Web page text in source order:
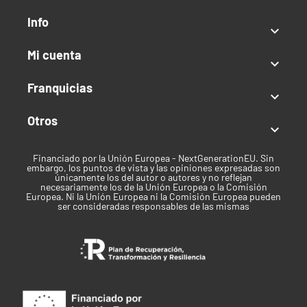
Tiempo floración:
Producción:
Altura:200-250 cm
Temporada/Feminizada
Índica / Sativa
Uso recomendado
Clima
Info

Mi cuenta

Franquicias

Otros

Financiado por la Unión Europea - NextGenerationEU. Sin
embargo, los puntos de vista y las opiniones expresadas son
únicamente los del autor o autores y no reflejan
necesariamente los de la Unión Europea o la Comisión
Europea. Ni la Unión Europea ni la Comisión Europea pueden
ser consideradas responsables de las mismas